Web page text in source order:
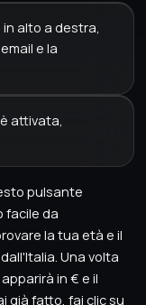
in alto a destra,
e la
attivata,
pulsante
facile da
la tua età e il
Una volta
in € e il
già fatto, fai clic su